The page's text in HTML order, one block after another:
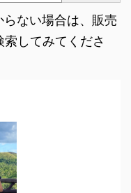
ない場合は、販売
してみてくださ